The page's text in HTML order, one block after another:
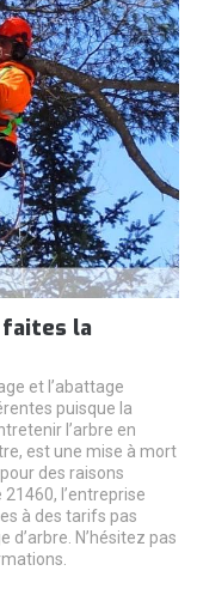
faites la
et l’abattage
puisque la
l’arbre en
est une mise à mort
des raisons
l’entreprise
à des tarifs pas
N’hésitez pas